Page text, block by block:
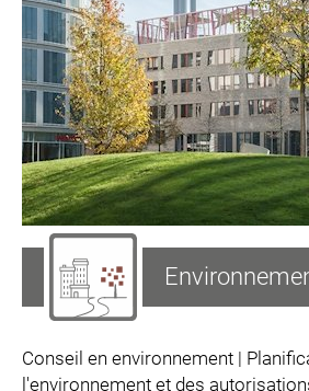
Conseil en environnement |
l'environnement et des